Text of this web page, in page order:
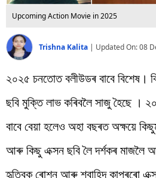
Upcoming Action Movie in 2025
Trishna Kalita | Updated On:08
২০২৫ চনতোত বলীউডৰ বাবে বিশেষ।
ছবি মুক্তি লাভ কৰিবলৈ সাজু হৈছে ।
বাবে বেয়া হলেও অহা বছৰত অক্ষয়ে
আৰু কিছু এক্সন ছবি লৈ দৰ্শকৰ মাজলৈ
হৃত্বিক ৰোশন আৰু শ্বাহিদ কাপুৰৰো